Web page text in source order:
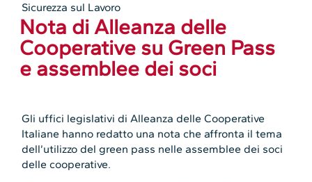
Sicurezza sul Lavoro
Nota di Alleanza delle
Cooperative su Green Pass
e assemblee dei soci
Gli uffici legislativi di Alleanza delle Cooperative
Italiane hanno redatto una nota che affronta il tema
dell’utilizzo del green pass nelle assemblee dei soci
delle cooperative.